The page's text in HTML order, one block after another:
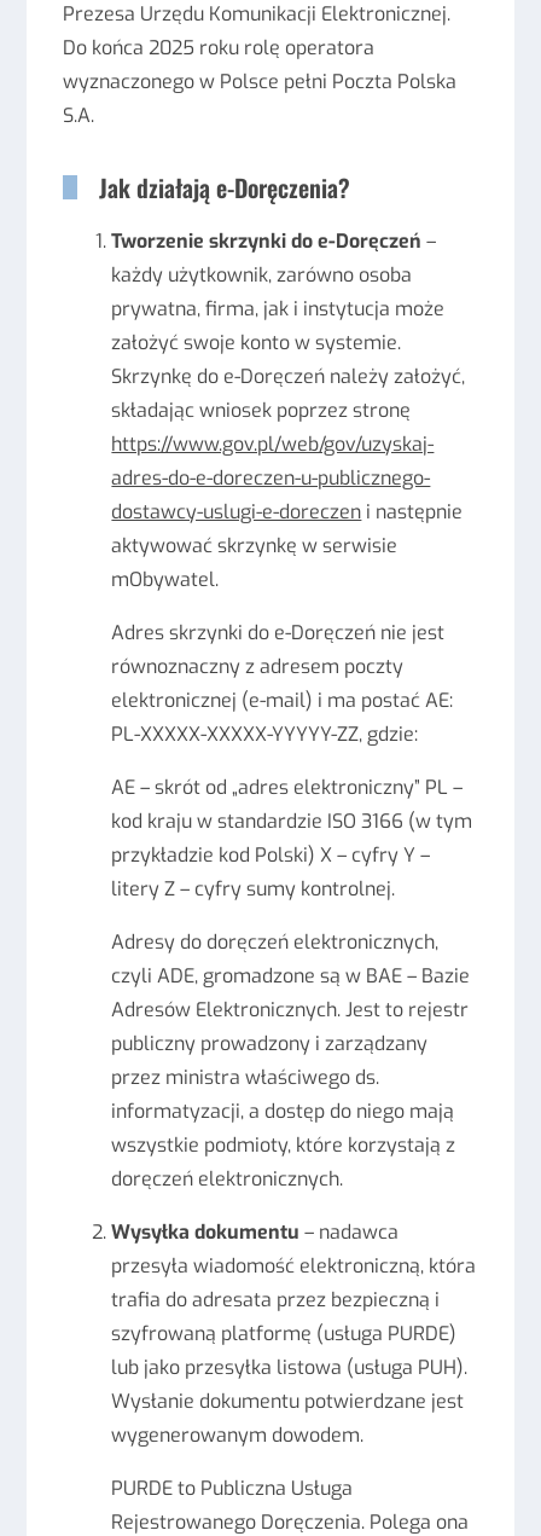
Prezesa Urzędu Komunikacji Elektronicznej.
Do końca 2025 roku rolę operatora
wyznaczonego w Polsce pełni Poczta Polska
S.A.
Jak działają e-Doręczenia?
Tworzenie skrzynki do e-Doręczeń –
każdy użytkownik, zarówno osoba
prywatna, firma, jak i instytucja może
założyć swoje konto w systemie.
Skrzynkę do e-Doręczeń należy założyć,
składając wniosek poprzez stronę
https://www.gov.pl/web/gov/uzyskaj-
adres-do-e-doreczen-u-publicznego-
dostawcy-uslugi-e-doreczen i następnie
aktywować skrzynkę w serwisie
mObywatel.
Adres skrzynki do e-Doręczeń nie jest
równoznaczny z adresem poczty
elektronicznej (e-mail) i ma postać AE:
PL-XXXXX-XXXXX-YYYYY-ZZ, gdzie:
AE – skrót od „adres elektroniczny” PL –
kod kraju w standardzie ISO 3166 (w tym
przykładzie kod Polski) X – cyfry Y –
litery Z – cyfry sumy kontrolnej.
Adresy do doręczeń elektronicznych,
czyli ADE, gromadzone są w BAE – Bazie
Adresów Elektronicznych. Jest to rejestr
publiczny prowadzony i zarządzany
przez ministra właściwego ds.
informatyzacji, a dostęp do niego mają
wszystkie podmioty, które korzystają z
doręczeń elektronicznych.
Wysyłka dokumentu – nadawca
przesyła wiadomość elektroniczną, która
trafia do adresata przez bezpieczną i
szyfrowaną platformę (usługa PURDE)
lub jako przesyłka listowa (usługa PUH).
Wysłanie dokumentu potwierdzane jest
wygenerowanym dowodem.
PURDE to Publiczna Usługa
Rejestrowanego Doręczenia. Polega ona